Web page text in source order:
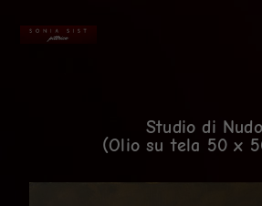
Studio di Nudo
(Olio su tela 50 x